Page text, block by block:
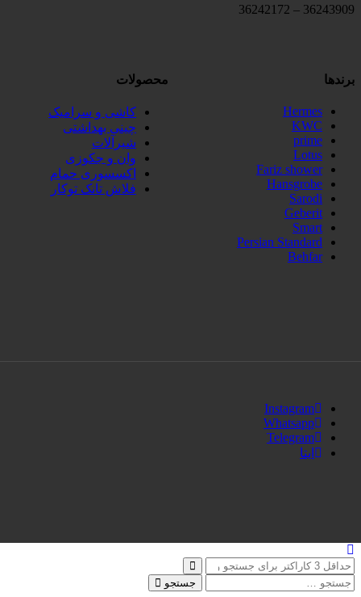
36243909 – 36242172
محصولات
کاشی و سرامیک
چینی بهداشتی
شیرآلات
وان و جکوزی
اکسسوری حمام
فلاش تانک توکار
برندها
Hermes
KWC
prime
Lotus
Fariz shower
Hansgrobe
Sarodi
Geberit
Smart
Persian Standard
Behfar
Instagram
Whatsapp
Telegram
ایتا
جستجو